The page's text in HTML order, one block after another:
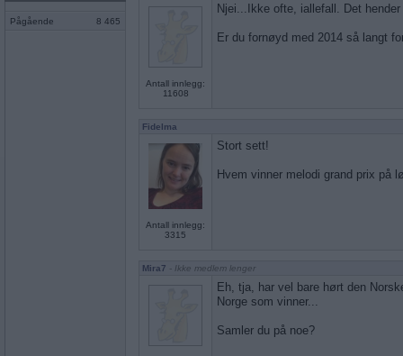
Pågående 8 465
Antall innlegg:
11608
Njei...Ikke ofte, iallefall. Det
Er du fornøyd med 2014 så langt
Fidelma
Antall innlegg:
3315
Stort sett!
Hvem vinner melodi grand prix på
Mira7 - Ikke medlem lenger
Eh, tja, har vel bare hørt den
Norge som vinner...
Samler du på noe?